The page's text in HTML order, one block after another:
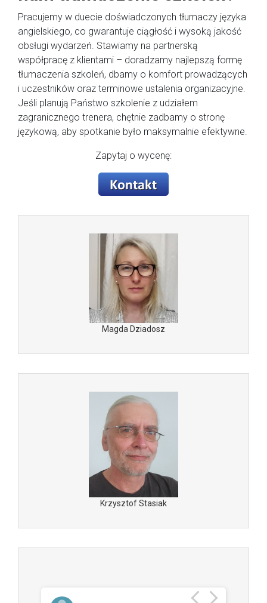
Pracujemy w duecie doświadczonych tłumaczy języka
angielskiego, co gwarantuje ciągłość i wysoką jakość
obsługi wydarzeń. Stawiamy na partnerską
współpracę z klientami – doradzamy najlepszą formę
tłumaczenia szkoleń, dbamy o komfort prowadzących
i uczestników oraz terminowe ustalenia organizacyjne.
Jeśli planują Państwo szkolenie z udziałem
zagranicznego trenera, chętnie zadbamy o stronę
językową, aby spotkanie było maksymalnie efektywne.
Zapytaj o wycenę:
Magda Dziadosz
Krzysztof Stasiak